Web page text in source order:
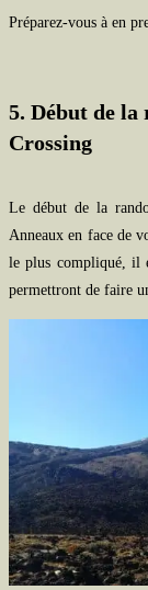
Préparez-vous à en
5. Début de
Crossing
Le début de la
Anneaux en face de
le plus compliqué, il
permettront de faire